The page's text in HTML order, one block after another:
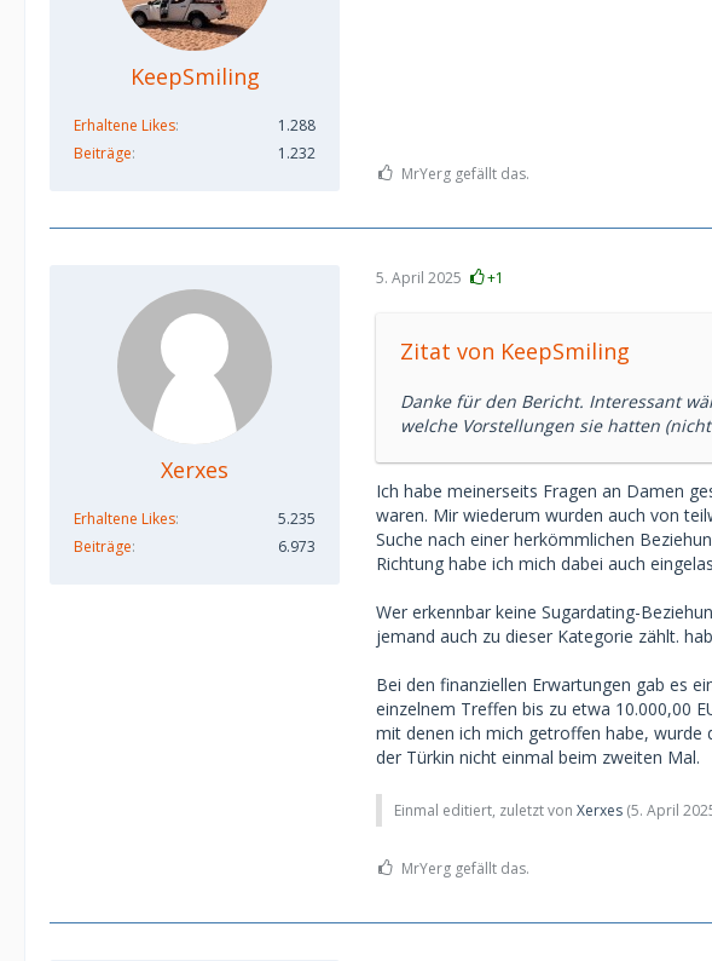
KeepSmiling
Erhaltene Likes
1.288
Beiträge
1.232
MrYerg gefällt das.
Xerxes
Erhaltene Likes
5.235
Beiträge
6.973
5. April 2025 +1
Zitat von KeepSmiling
Danke für den Bericht. Interessant
welche Vorstellungen sie hatten
Ich habe meinerseits Fragen an Damen
waren. Mir wiederum wurden auch von
Suche nach einer herkömmlichen
Richtung habe ich mich dabei auch
Wer erkennbar keine Sugardating-
jemand auch zu dieser Kategorie zählt.
Bei den finanziellen Erwartungen gab es
einzelnem Treffen bis zu etwa 10.000,00
mit denen ich mich getroffen habe, wurde
der Türkin nicht einmal beim zweiten Mal.
Einmal editiert, zuletzt von Xerxes (5. April
MrYerg gefällt das.